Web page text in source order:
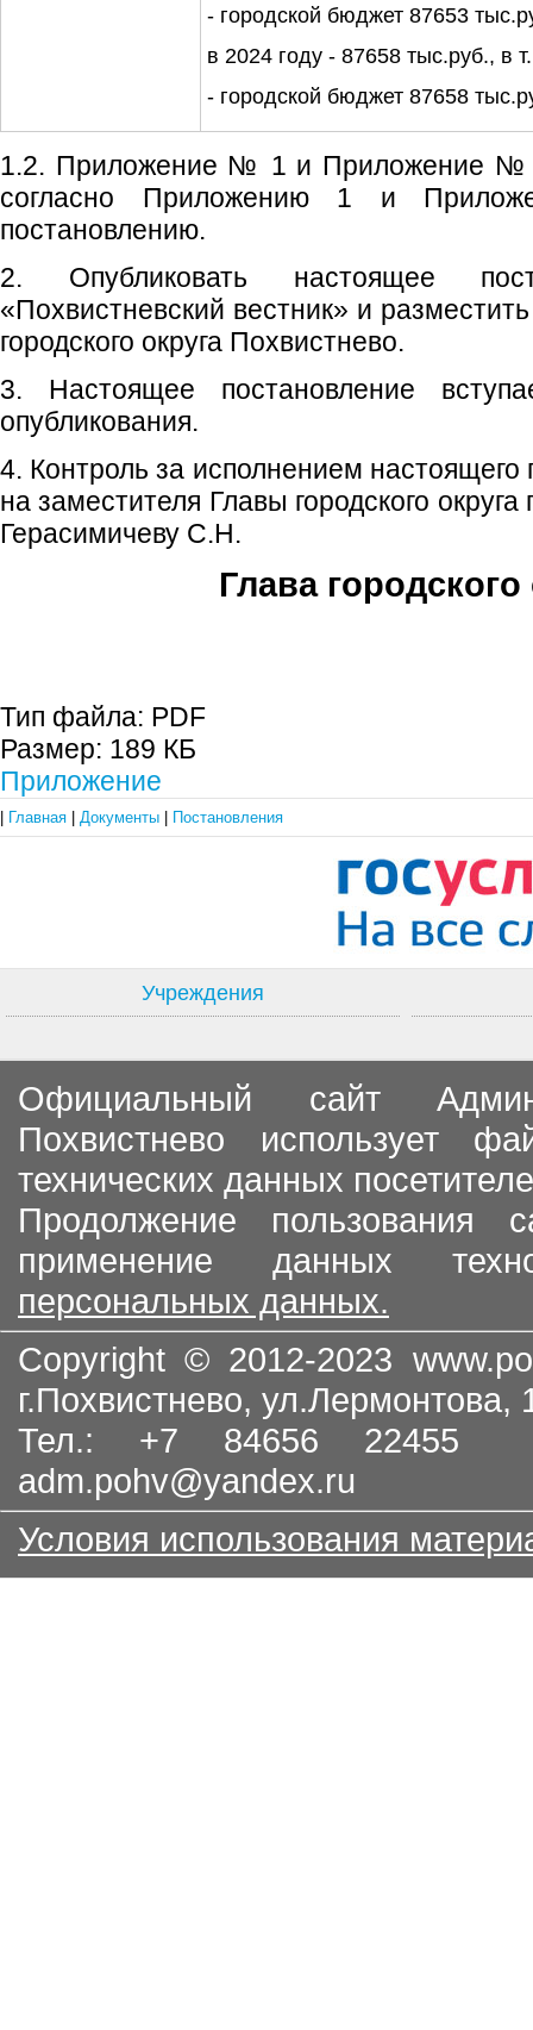
- городской бюджет 87653
в 2024 году - 87658 тыс.руб., в
- городской бюджет 87658
1.2. Приложение № 1 и Приложение №
согласно Приложению 1 и
постановлению.
2. Опубликовать настоящее
«Похвистневский вестник» и
городского округа Похвистнево.
3. Настоящее постановление
опубликования.
4. Контроль за исполнением настоящего
на заместителя Главы городского
Герасимичеву С.Н.
Глава городского
Тип файла: PDF
Размер: 189 КБ
Приложение
Главная Документы Постановления
Учреждения
Официальный сайт
Похвистнево использует
технических данных
Продолжение пользования
применение данных
персональных данных.
Copyright © 2012-2023
г.Похвистнево, ул.Лермонтова,
Тел.: +7 84656
adm.pohv@yandex.ru
Условия использования